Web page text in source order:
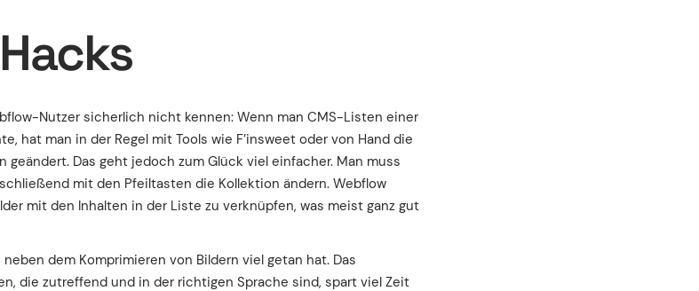
Nutzer sicherlich nicht kennen: Wenn man CMS-Listen einer
hat man in der Regel mit Tools wie F’insweet oder von Hand die
Das geht jedoch zum Glück viel einfacher. Man muss
mit den Pfeiltasten die Kollektion ändern. Webflow
mit den Inhalten in der Liste zu verknüpfen, was meist ganz gut
dem Komprimieren von Bildern viel getan hat. Das
die zutreffend und in der richtigen Sprache sind, spart viel Zeit